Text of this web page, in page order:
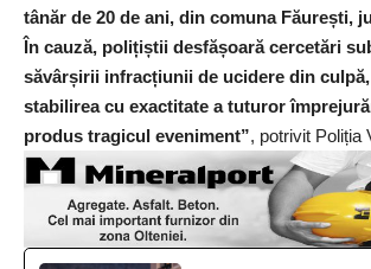
tânăr de 20 de ani, din comuna Făurești,
În cauză, polițiștii desfășoară cercetări
săvârșirii infracțiunii de ucidere din
stabilirea cu exactitate a tuturor
produs tragicul eveniment”, potrivit Poliția